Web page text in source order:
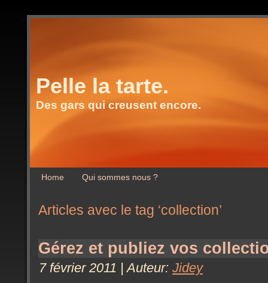
Pelle la tarte.
Des gars qui creusent encore.
Home Qui sommes nous ?
Articles avec le tag ‘collection’
Gérez et publiez vos
7 février 2011 | Auteur: Jidey